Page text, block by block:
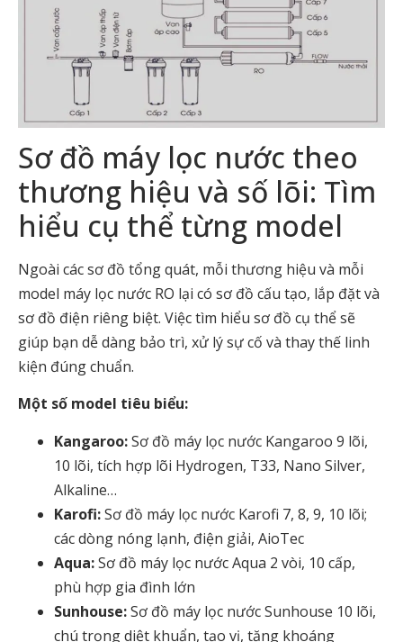
Sơ đồ máy lọc nước theo
thương hiệu và số lõi: Tìm
hiểu cụ thể từng model
Ngoài các sơ đồ tổng quát, mỗi thương hiệu và mỗi
model máy lọc nước RO lại có sơ đồ cấu tạo, lắp đặt và
sơ đồ điện riêng biệt. Việc tìm hiểu sơ đồ cụ thể sẽ
giúp bạn dễ dàng bảo trì, xử lý sự cố và thay thế linh
kiện đúng chuẩn.
Một số model tiêu biểu:
Kangaroo:Sơ đồ máy lọc nước Kangaroo 9 lõi,
10 lõi, tích hợp lõi Hydrogen, T33, Nano Silver,
Alkaline…
Karofi:Sơ đồ máy lọc nước Karofi 7, 8, 9, 10 lõi;
các dòng nóng lạnh, điện giải, AioTec
Aqua:Sơ đồ máy lọc nước Aqua 2 vòi, 10 cấp,
phù hợp gia đình lớn
Sunhouse:Sơ đồ máy lọc nước Sunhouse 10 lõi,
chú trọng diệt khuẩn, tạo vị, tăng khoáng